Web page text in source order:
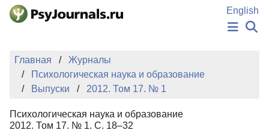
Перейти к основному содержанию
English
НОВОСТИ
ИЗДАНИЯ
АВТОРЫ
БАЗА ЗНАНИЙ
КЛЮЧЕВЫЕ СЛОВА
Главная
Журналы
Психологическая наука и образование
Выпуски
2012. Том 17. № 1
Психологическая наука и образование
2012. Том 17. № 1. С. 18–32